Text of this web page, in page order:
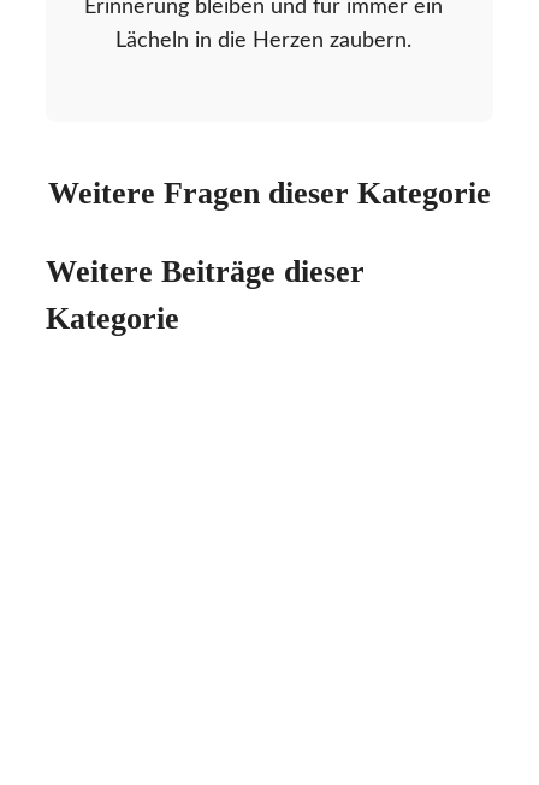
Erinnerung bleiben und für immer ein
Lächeln in die Herzen zaubern.
Weitere Fragen dieser Kategorie
Weitere Beiträge dieser
Kategorie